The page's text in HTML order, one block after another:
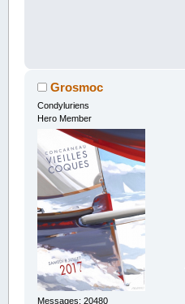
Grosmoc
Condyluriens
Hero Member
Messages: 20480